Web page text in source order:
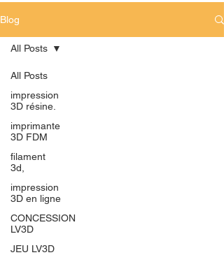
Blog
All Posts
impression
3D résine.
imprimante
3D FDM
filament
3d,
impression
3D en ligne
CONCESSION
LV3D
JEU LV3D
All Posts